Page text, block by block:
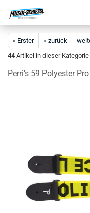
« Erster « zurück
44 Artikel in dieser Kategorie
Perri's 59 Polyester